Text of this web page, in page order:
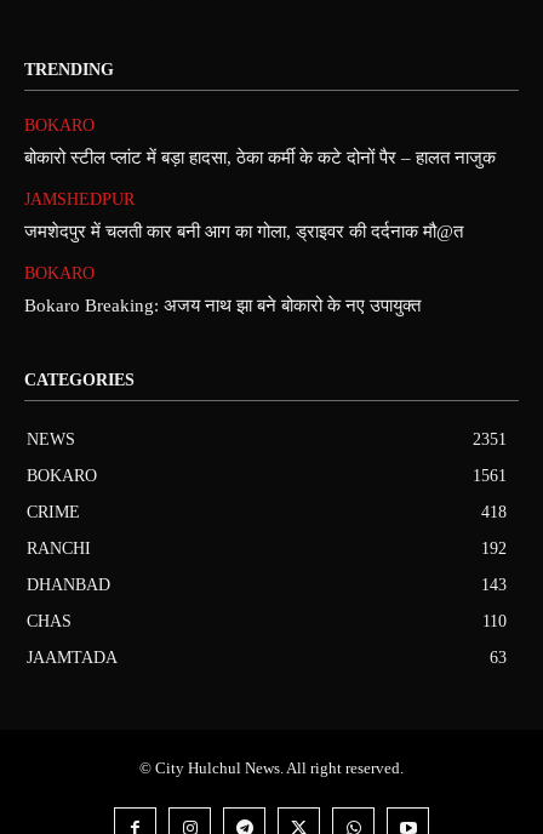
TRENDING
BOKARO
बोकारो स्टील प्लांट में बड़ा हादसा, ठेका कर्मी के कटे दोनों पैर – हालत नाजुक
JAMSHEDPUR
जमशेदपुर में चलती कार बनी आग का गोला, ड्राइवर की दर्दनाक मौ@त
BOKARO
Bokaro Breaking: अजय नाथ झा बने बोकारो के नए उपायुक्त
CATEGORIES
NEWS
2351
BOKARO
1561
CRIME
418
RANCHI
192
DHANBAD
143
CHAS
110
JAAMTADA
63
© City Hulchul News. All right reserved.